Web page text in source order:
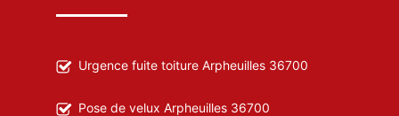
Urgence fuite toiture Arpheuilles 36700
Pose de velux Arpheuilles 36700